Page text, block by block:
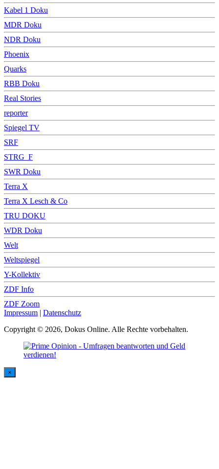
Kabel 1 Doku
MDR Doku
NDR Doku
Phoenix
Quarks
RBB Doku
Real Stories
reporter
Spiegel TV
SRF
STRG_F
SWR Doku
Terra X
Terra X Lesch & Co
TRU DOKU
WDR Doku
Welt
Weltspiegel
Y-Kollektiv
ZDF Info
ZDF Zoom
Impressum | Datenschutz
Copyright © 2026, Dokus Online. Alle Rechte vorbehalten.
×